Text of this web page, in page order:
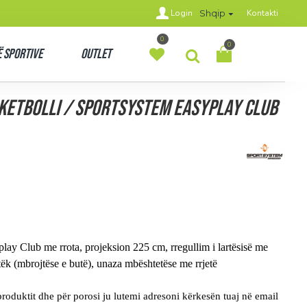
Login Shqip Kontakti
Outlet
0
0
/ Sportsystem Easyplay Club
Club me rrota, projeksion 225 cm, rregullim i lartësisë me
(mbrojtëse e butë), unaza mbështetëse me rrjetë
dhe për porosi ju lutemi adresoni kërkesën tuaj në email